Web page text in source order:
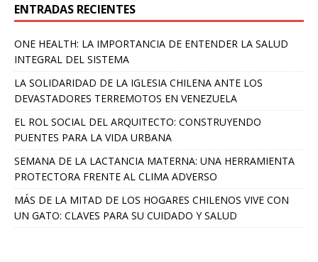
ENTRADAS RECIENTES
ONE HEALTH: LA IMPORTANCIA DE ENTENDER LA SALUD
INTEGRAL DEL SISTEMA
LA SOLIDARIDAD DE LA IGLESIA CHILENA ANTE LOS
DEVASTADORES TERREMOTOS EN VENEZUELA
EL ROL SOCIAL DEL ARQUITECTO: CONSTRUYENDO
PUENTES PARA LA VIDA URBANA
SEMANA DE LA LACTANCIA MATERNA: UNA HERRAMIENTA
PROTECTORA FRENTE AL CLIMA ADVERSO
MÁS DE LA MITAD DE LOS HOGARES CHILENOS VIVE CON
UN GATO: CLAVES PARA SU CUIDADO Y SALUD